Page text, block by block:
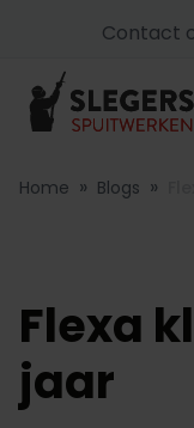
Contact
Home » Blogs »
Flexa
jaar